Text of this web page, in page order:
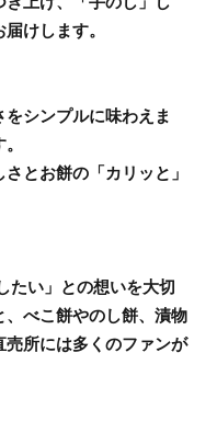
けします。
をシンプルに味わえま
とお餅の「カリッと」
たい」との想いを大切
べこ餅やのし餅、漬物
所には多くのファンが